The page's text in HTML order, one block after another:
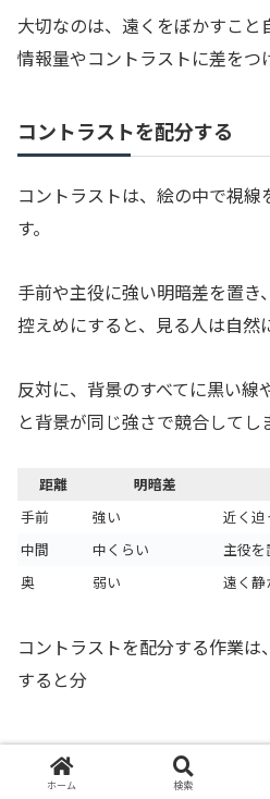
大切なのは、遠くをぼかすこ
情報量やコントラストに差をつ
コントラストを配分する
コントラストは、絵の中で視
す。
手前や主役に強い明暗差を置き
控えめにすると、見る人は自然
反対に、背景のすべてに黒い線
と背景が同じ強さで競合してし
距離 明暗差
手前
強い
近く迫
中間
中くらい
主役を
奥
弱い 遠く静
コントラストを配分する作業
すると分
絵の描き方・デッサン
ホーム 検索